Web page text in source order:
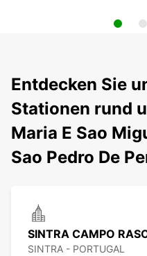
Entdecken Sie
Stationen rund
Maria E Sao
Sao Pedro De
SINTRA CAMPO
SINTRA - PORTUGAL